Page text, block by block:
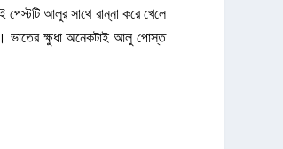
পেস্টটি আলুর সাথে রান্না করে খেলে
ভাতের ক্ষুধা অনেকটাই আলু পোস্ত